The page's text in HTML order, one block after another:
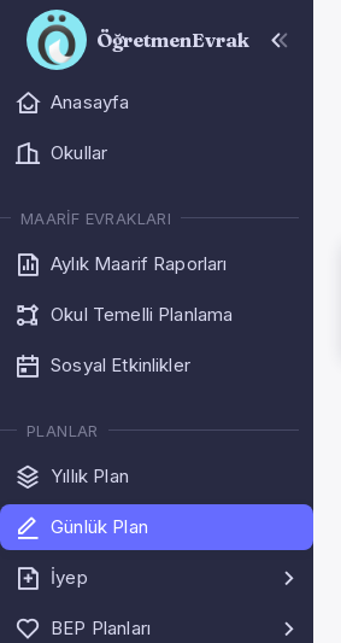
ÖğretmenEvrak
Anasayfa
Okullar
MAARIF EVRAKLARI
Aylık Maarif Raporları
Okul Temelli Planlama
Sosyal Etkinlikler
PLANLAR
Yıllık Plan
Günlük Plan
İyep
BEP Planları